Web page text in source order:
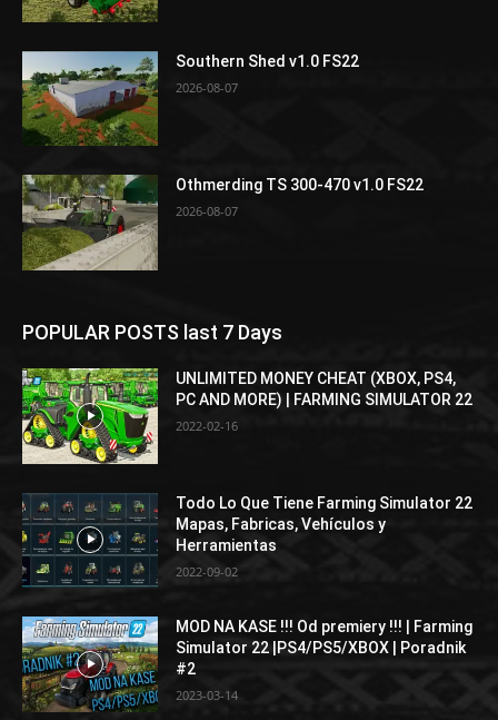
Southern Shed v1.0 FS22
2026-08-07
Othmerding TS 300-470 v1.0 FS22
2026-08-07
POPULAR POSTS last 7 Days
UNLIMITED MONEY CHEAT (XBOX, PS4,
PC AND MORE) | FARMING SIMULATOR 22
2022-02-16
Todo Lo Que Tiene Farming Simulator 22
Mapas, Fabricas, Vehículos y
Herramientas
2022-09-02
MOD NA KASE !!! Od premiery !!! | Farming
Simulator 22 |PS4/PS5/XBOX | Poradnik
#2
2023-03-14